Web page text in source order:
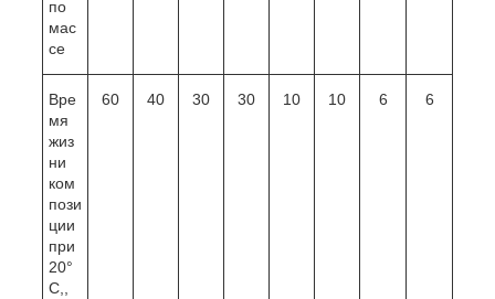
по
мас
се
Вре
мя
жиз
ни
ком
пози
ции
при
20°
C,,
60 40 30 30 10 10 6 6